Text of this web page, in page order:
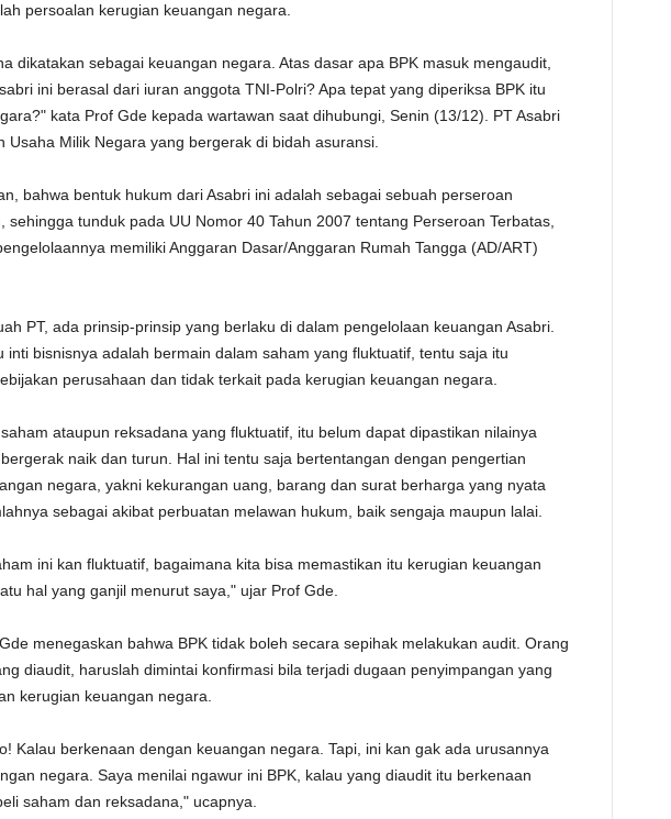
persoalan kerugian keuangan negara.
dikatakan sebagai keuangan negara. Atas dasar apa BPK masuk mengaudit,
ini berasal dari iuran anggota TNI-Polri? Apa tepat yang diperiksa BPK itu
kata Prof Gde kepada wartawan saat dihubungi, Senin (13/12). PT Asabri
Usaha Milik Negara yang bergerak di bidah asuransi.
bahwa bentuk hukum dari Asabri ini adalah sebagai sebuah perseroan
sehingga tunduk pada UU Nomor 40 Tahun 2007 tentang Perseroan Terbatas,
memiliki Anggaran Dasar/Anggaran Rumah Tangga (AD/ART)
PT, ada prinsip-prinsip yang berlaku di dalam pengelolaan keuangan Asabri.
inti bisnisnya adalah bermain dalam saham yang fluktuatif, tentu saja itu
perusahaan dan tidak terkait pada kerugian keuangan negara.
ataupun reksadana yang fluktuatif, itu belum dapat dipastikan nilainya
naik dan turun. Hal ini tentu saja bertentangan dengan pengertian
negara, yakni kekurangan uang, barang dan surat berharga yang nyata
sebagai akibat perbuatan melawan hukum, baik sengaja maupun lalai.
ini kan fluktuatif, bagaimana kita bisa memastikan itu kerugian keuangan
hal yang ganjil menurut saya," ujar Prof Gde.
menegaskan bahwa BPK tidak boleh secara sepihak melakukan audit. Orang
diaudit, haruslah dimintai konfirmasi bila terjadi dugaan penyimpangan yang
kerugian keuangan negara.
Kalau berkenaan dengan keuangan negara. Tapi, ini kan gak ada urusannya
negara. Saya menilai ngawur ini BPK, kalau yang diaudit itu berkenaan
saham dan reksadana," ucapnya.